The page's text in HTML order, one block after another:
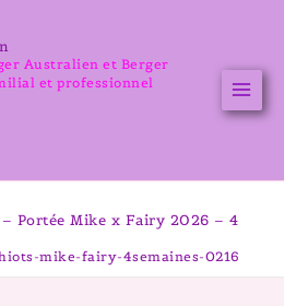
Australien et Berger
et professionnel
Portée Mike x Fairy 2026 – 4
mike-fairy-4semaines-0216